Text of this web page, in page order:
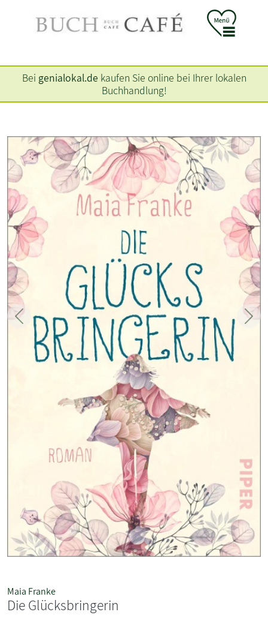
Bei genialokal.de kaufen Sie online bei Ihrer lokalen
Buchhandlung!
Zurück
Maia Franke
Die Glücksbringerin